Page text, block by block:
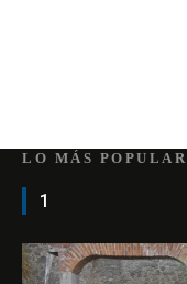
LO MÁS POPULAR
1